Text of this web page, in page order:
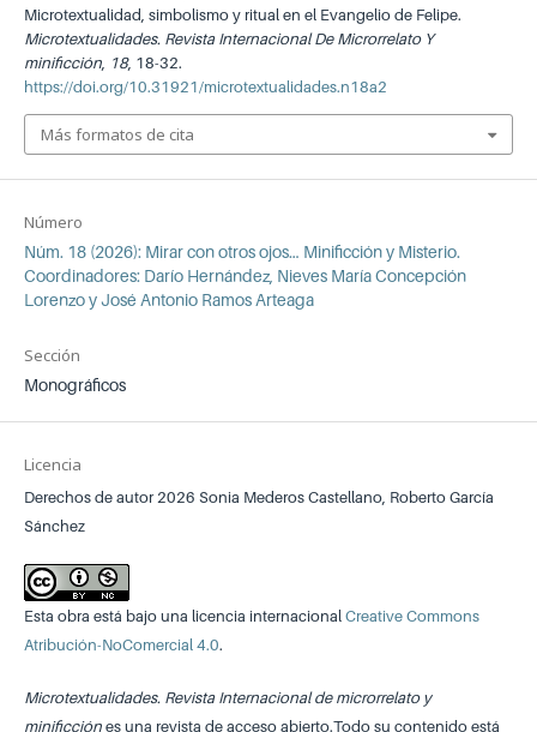
Número
Núm. 18 (2026): Mirar con otros ojos… Minificción y Misterio.
Coordinadores: Darío Hernández, Nieves María Concepción
Lorenzo y José Antonio Ramos Arteaga
Sección
Monográficos
Licencia
Derechos de autor 2026 Sonia Mederos Castellano, Roberto García
Sánchez
Esta obra está bajo una licencia internacional Creative Commons
Atribución-NoComercial 4.0.
Microtextualidades. Revista Internacional de microrrelato y
minificciónes una revista de acceso abierto.Todo su contenido está
Microtextualidad, simbolismo y ritual en el Evangelio de Felipe.
Microtextualidades. Revista Internacional De Microrrelato Y
minificción, 18, 18-32.
https://doi.org/10.31921/microtextualidades.n18a2
Más formatos de cita